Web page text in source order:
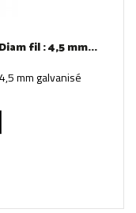
fil : 4,5 mm...
mm galvanisé